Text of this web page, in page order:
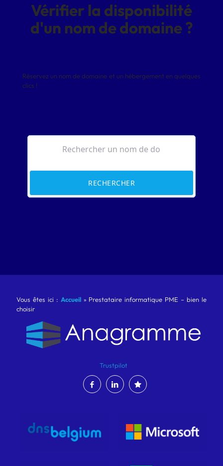
Vérifier la disponibilité
d'un nom de domaine ?
Réservez un nom de domaine et un hébergement en quelques
clics !
RECHERCHER
Vous êtes ici : Accueil» Prestataire informatique PME – bien le
choisir
Trustpilot